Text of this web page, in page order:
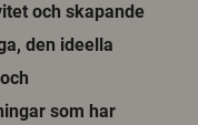
och skapande
den ideella
som har